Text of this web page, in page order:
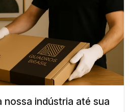
indústria até sua